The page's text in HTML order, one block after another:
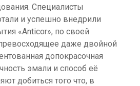
Специалисты
и успешно внедрили
«Anticor», по своей
даже двойной
допокрасочная
эмали и способ её
добиться того что, в